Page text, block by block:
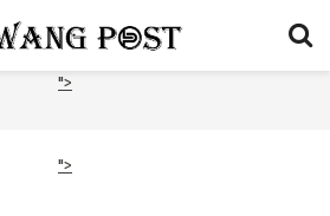
">
">